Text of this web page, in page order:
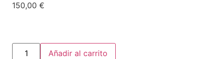
150,00 €
Añadir al carrito